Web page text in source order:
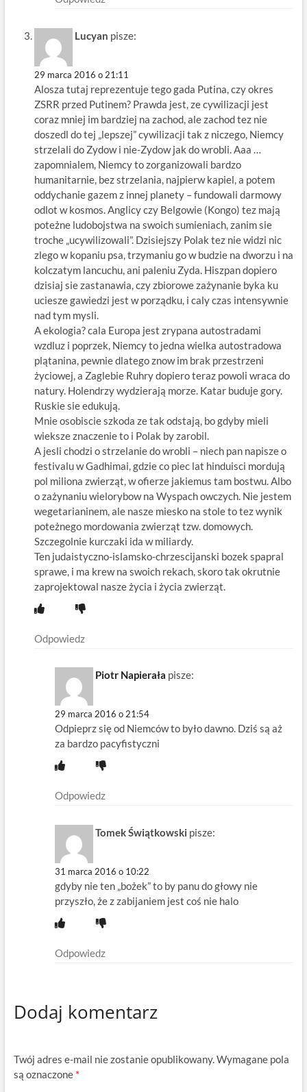
Lucyan pisze:
29 marca 2016 o 21:11
Alosza tutaj reprezentuje tego gada Putina, czy okres
ZSRR przed Putinem? Prawda jest, ze cywilizacji jest
coraz mniej im bardziej na zachod, ale zachod tez nie
doszedl do tej „lepszej” cywilizacji tak z niczego, Niemcy
strzelali do Zydow i nie-Zydow jak do wrobli. Aaa …
zapomnialem, Niemcy to zorganizowali bardzo
humanitarnie, bez strzelania, najpierw kapiel, a potem
oddychanie gazem z innej planety – fundowali darmowy
odlot w kosmos. Anglicy czy Belgowie (Kongo) tez mają
poteżne ludobojstwa na swoich sumieniach, zanim sie
troche „ucywilizowali”. Dzisiejszy Polak tez nie widzi nic
zlego w kopaniu psa, trzymaniu go w budzie na dworzu i na
kolczatym lancuchu, ani paleniu Zyda. Hiszpan dopiero
dzisiaj sie zastanawia, czy zbiorowe zażynanie byka ku
uciesze gawiedzi jest w porządku, i caly czas intensywnie
nad tym mysli.
A ekologia? cala Europa jest zrypana autostradami
wzdluz i poprzek, Niemcy to jedna wielka autostradowa
plątanina, pewnie dlatego znow im brak przestrzeni
życiowej, a Zaglebie Ruhry dopiero teraz powoli wraca do
natury. Holendrzy wydzierają morze. Katar buduje gory.
Ruskie sie edukują.
Mnie osobiscie szkoda ze tak odstają, bo gdyby mieli
wieksze znaczenie to i Polak by zarobil.
A jesli chodzi o strzelanie do wrobli – niech pan napisze o
festivalu w Gadhimai, gdzie co piec lat hinduisci mordują
pol miliona zwierząt, w ofierze jakiemus tam bostwu. Albo
o zażynaniu wielorybow na Wyspach owczych. Nie jestem
wegetarianinem, ale nasze miesko na stole to tez wynik
poteżnego mordowania zwierząt tzw. domowych.
Szczegolnie kurczaki ida w miliardy.
Ten judaistyczno-islamsko-chrzescijanski bozek spapral
sprawe, i ma krew na swoich rekach, skoro tak okrutnie
zaprojektowal nasze życia i życia zwierząt.
Odpowiedz
Piotr Napierała pisze:
29 marca 2016 o 21:54
Odpieprz się od Niemców to było dawno. Dziś są aż
za bardzo pacyfistyczni
Odpowiedz
Tomek Świątkowski pisze:
31 marca 2016 o 10:22
gdyby nie ten „bożek” to by panu do głowy nie
przyszło, że z zabijaniem jest coś nie halo
Odpowiedz
Dodaj komentarz
Twój adres e-mail nie zostanie opublikowany.Wymagane pola
są oznaczone *